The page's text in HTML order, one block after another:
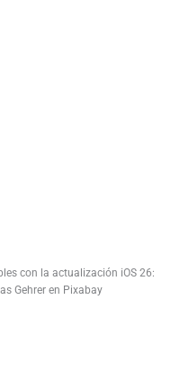
con la actualización iOS 26:
Gehrer en Pixabay